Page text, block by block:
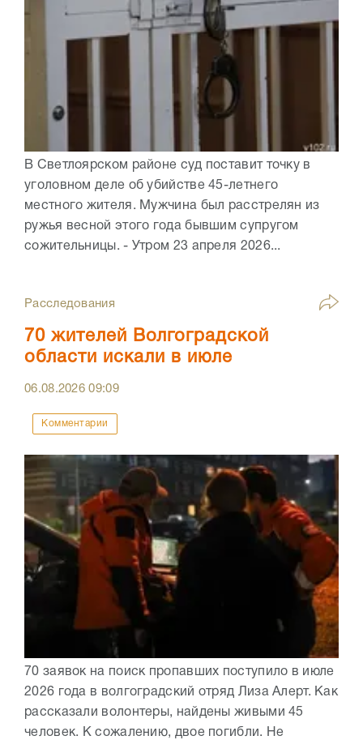
В Светлоярском районе суд поставит точку в
уголовном деле об убийстве 45-летнего
местного жителя. Мужчина был расстрелян из
ружья весной этого года бывшим супругом
сожительницы. - Утром 23 апреля 2026...
Расследования
70 жителей Волгоградской
области искали в июле
06.08.202609:09
Комментарии
70 заявок на поиск пропавших поступило в июле
2026 года в волгоградский отряд Лиза Алерт. Как
рассказали волонтеры, найдены живыми 45
человек. К сожалению, двое погибли. Не